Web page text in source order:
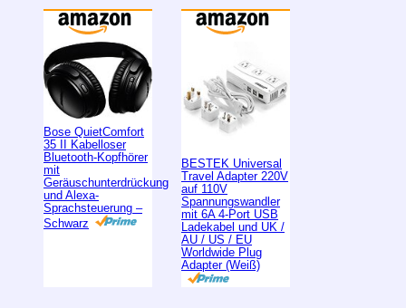
Bose QuietComfort
35 II Kabelloser
Bluetooth-Kopfhörer
mit
Geräuschunterdrückung
und Alexa-
Sprachsteuerung –
Schwarz
BESTEK Universal
Travel Adapter 220V
auf 110V
Spannungswandler
mit 6A 4-Port USB
Ladekabel und UK /
AU / US / EU
Worldwide Plug
Adapter (Weiß)